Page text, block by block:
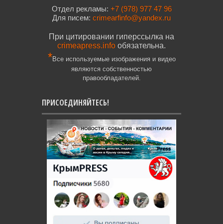
Отдел рекламы: +7 (978) 977 47 96
Для писем: crimearfinfo@yandex.ru
При цитировании гиперссылка на
crimeapress.info обязательна.
*Все используемые изображения и видео
являются собственностью
правообладателей.
ПРИСОЕДИНЯЙТЕСЬ!